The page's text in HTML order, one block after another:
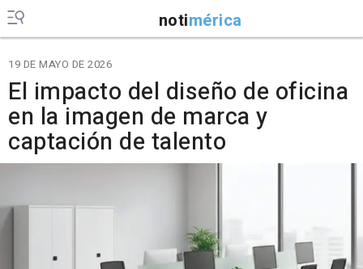
notimérica
19 DE MAYO DE 2026
El impacto del diseño de oficina
en la imagen de marca y
captación de talento